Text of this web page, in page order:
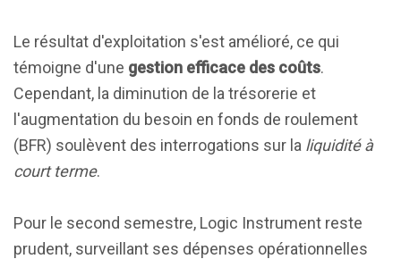
Le résultat d'exploitation s'est amélioré, ce qui
témoigne d'une gestion efficace des coûts.
Cependant, la diminution de la trésorerie et
l'augmentation du besoin en fonds de roulement
(BFR) soulèvent des interrogations sur la liquidité à
court terme.
Pour le second semestre, Logic Instrument reste
prudent, surveillant ses dépenses opérationnelles